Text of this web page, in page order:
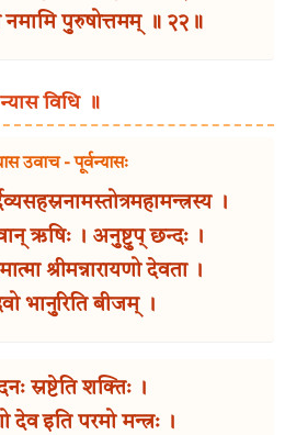
पुरुषोत्तमम् ॥ २२॥
विधि ॥
उवाच - पूर्वन्यासः
।
ऋषिः । अनुष्टुप् छन्दः ।
श्रीमन्नारायणो देवता ।
भानुरिति बीजम् ।
स्रष्टेति शक्तिः ।
देव इति परमो मन्त्रः ।